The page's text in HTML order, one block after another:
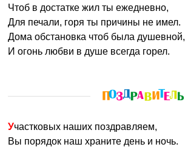
Чтоб в достатке жил ты ежедневно,
Для печали, горя ты причины не имел.
Дома обстановка чтоб была душевной,
И огонь любви в душе всегда горел.
Участковых наших поздравляем,
Вы порядок наш храните день и ночь.